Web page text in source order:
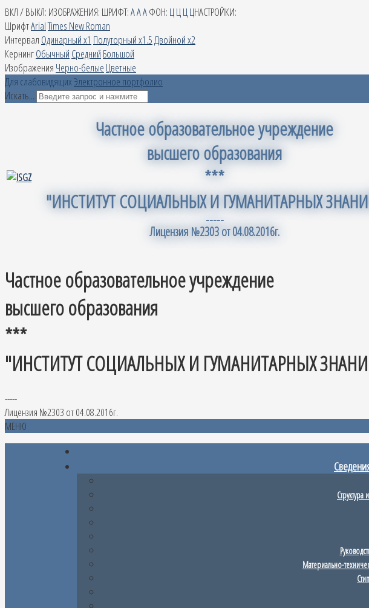
ВКЛ / ВЫКЛ: ИЗОБРАЖЕНИЯ: ШРИФТ:AAAФОН: ЦЦЦЦНАСТРОЙКИ:
ШрифтArialTimes New Roman
Интервал Одинарный х1 Полуторный х1.5Двойной х2
КернингОбычный Средний Большой
Изображения Черно-белые Цветные
Для слабовидящихЭлектронное портфолио
Искать...
Частное образовательное учреждение
высшего образования
***
"ИНСТИТУТ СОЦИАЛЬНЫХ И ГУМАНИТАРНЫХ
-----
Лицензия №2303 от 04.08.2016г.
Частное образовательное учреждение
высшего образования
***
"ИНСТИТУТ СОЦИАЛЬНЫХ И ГУМАНИТАРНЫХ
-----
Лицензия №2303 от 04.08.2016г.
МЕНЮ
Материально-